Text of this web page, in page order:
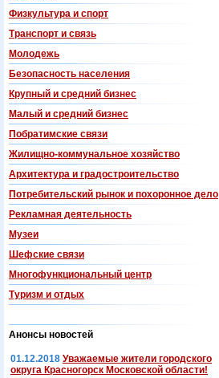
Физкультура и спорт
Транспорт и связь
Молодежь
Безопасность населения
Крупный и средний бизнес
Малый и средний бизнес
Побратимские связи
Жилищно-коммунальное хозяйство
Архитектура и градостроительство
Потребительский рынок и похоронное дело
Рекламная деятельность
Музеи
Шефские связи
Многофункциональный центр
Туризм и отдых
Анонсы новостей
01.12.2018 Уважаемые жители городского
округа Красногорск Московской области!